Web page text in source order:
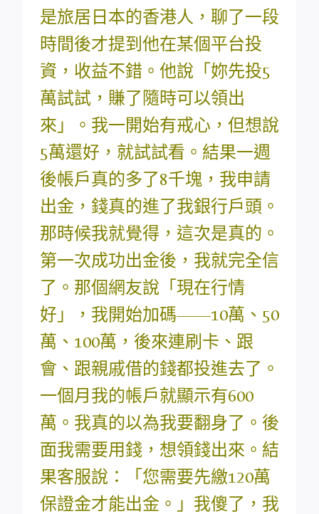
是旅居日本的香港人，聊了一段
時間後才提到他在某個平台投
資，收益不錯。他說「妳先投5
萬試試，賺了隨時可以領出
來」。我一開始有戒心，但想說
5萬還好，就試試看。結果一週
後帳戶真的多了8千塊，我申請
出金，錢真的進了我銀行戶頭。
那時候我就覺得，這次是真的。
第一次成功出金後，我就完全信
了。那個網友說「現在行情
好」，我開始加碼——10萬、50
萬、100萬，後來連刷卡、跟
會、跟親戚借的錢都投進去了。
一個月我的帳戶就顯示有600
萬。我真的以為我要翻身了。後
面我需要用錢，想領錢出來。結
果客服說：「您需要先繳120萬
保證金才能出金。」我傻了，我